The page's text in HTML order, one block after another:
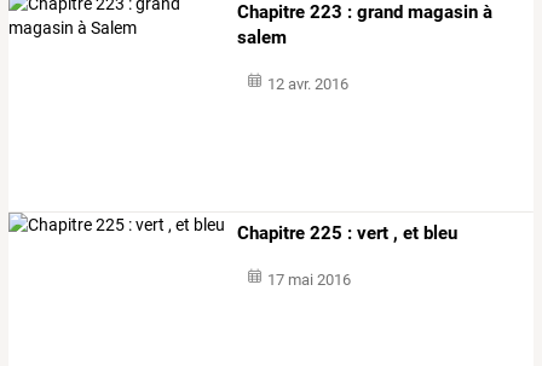
Chapitre 223 : grand magasin à
salem
12 avr. 2016
Chapitre 225 : vert , et bleu
17 mai 2016